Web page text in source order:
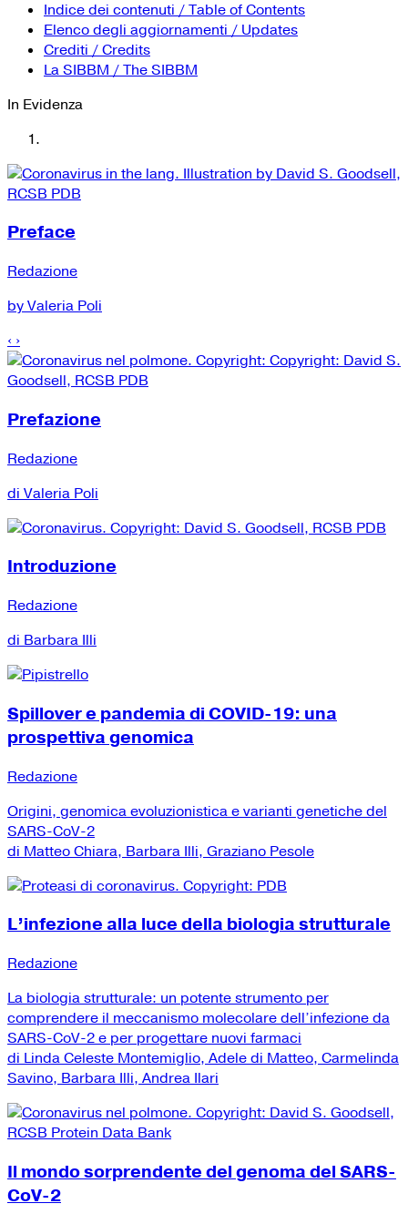
Tutti i siti Zanichelli per la scuola
Collezioni Università
Facebook
Twitter
Instagram
Instagram scuola
Mail
Indice dei contenuti / Table of Contents
Elenco degli aggiornamenti / Updates
Crediti / Credits
La SIBBM / The SIBBM
In Evidenza
Preface
Redazione
by Valeria Poli
‹ ›
Prefazione
Redazione
di Valeria Poli
Introduzione
Redazione
di Barbara Illi
Spillover e pandemia di COVID-19: una
prospettiva genomica
Redazione
Origini, genomica evoluzionistica e varianti genetiche del
SARS-CoV-2
di Matteo Chiara, Barbara Illi, Graziano Pesole
L’infezione alla luce della biologia strutturale
Redazione
La biologia strutturale: un potente strumento per
comprendere il meccanismo molecolare dell’infezione da
SARS-CoV-2 e per progettare nuovi farmaci
di Linda Celeste Montemiglio, Adele di Matteo, Carmelinda
Savino, Barbara Illi, Andrea Ilari
Il mondo sorprendente del genoma del SARS-
CoV-2